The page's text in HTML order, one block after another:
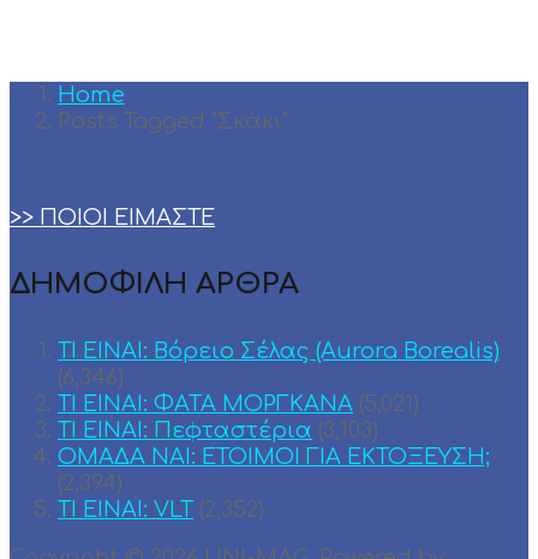
Home
Posts Tagged "Σκάκι"
>> ΠΟΙΟΙ ΕΙΜΑΣΤΕ
ΔΗΜΟΦΙΛΗ ΑΡΘΡΑ
ΤΙ ΕΙΝΑΙ: Βόρειο Σέλας (Aurora Borealis)
(6,346)
ΤΙ ΕΙΝΑΙ: ΦΑΤΑ ΜΟΡΓΚΑΝΑ (5,021)
ΤΙ ΕΙΝΑΙ: Πεφταστέρια (3,103)
ΟΜΑΔΑ ΝΑΙ: ΕΤΟΙΜΟΙ ΓΙΑ ΕΚΤΟΞΕΥΣΗ;
(2,394)
TI EINAI: VLT (2,352)